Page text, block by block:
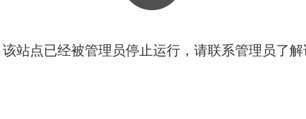
站点已经被管理员停止运行，请联系管理员了